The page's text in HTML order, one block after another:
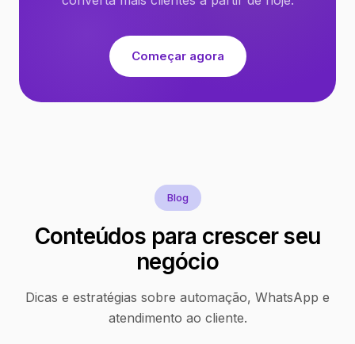
Começar agora
Blog
Conteúdos para crescer seu
negócio
Dicas e estratégias sobre automação, WhatsApp e
atendimento ao cliente.